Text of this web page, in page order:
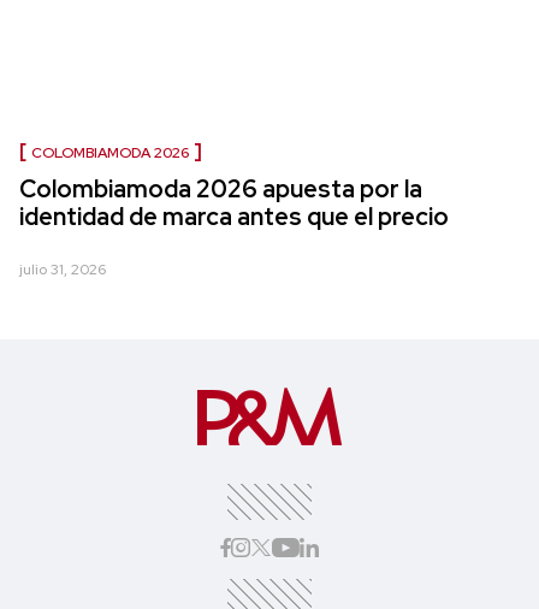
COLOMBIAMODA 2026
Colombiamoda 2026 apuesta por la
identidad de marca antes que el precio
julio 31, 2026